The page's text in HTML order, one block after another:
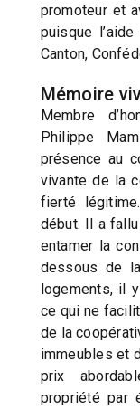
promoteur et
puisque
Canton,
Mémoire
Membre
Philippe
présence au
vivante de la
fierté
début. Il a
entamer la
dessous de
logements, il
ce qui ne
de la
immeubles et
prix
propriété par